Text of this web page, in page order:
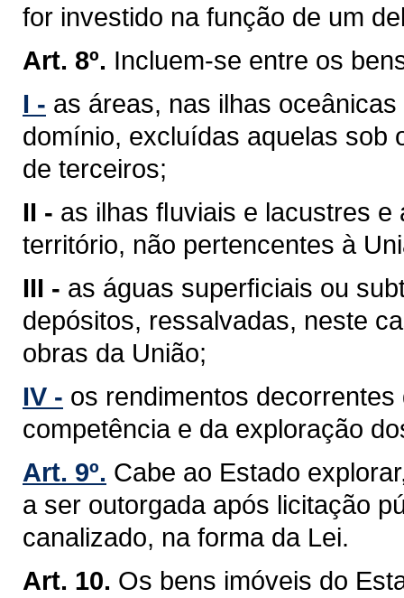
for investido na função de um
Art. 8º. Incluem-se entre os
I - as áreas, nas ilhas
domínio, excluídas aquelas sob
de terceiros;
II - as ilhas ﬂuviais e lacustres
território, não pertencentes à
III - as águas superﬁciais ou
depósitos, ressalvadas, neste
obras da União;
IV - os rendimentos
competência e da exploração
Art. 9º. Cabe ao Estado
a ser outorgada após licitação
canalizado, na forma da Lei.
Art. 10. Os bens imóveis do